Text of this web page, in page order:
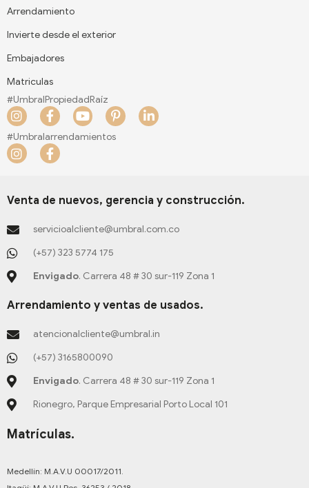
Arrendamiento
Invierte desde el exterior
Embajadores
Matriculas
#UmbralPropiedadRaíz
I
n
s
t
a
a
F
a
c
e
b
k
f
Y
o
u
P
i
n
s
-
p
L
i
n
i
n
#Umbralarrendamientos
I
n
a
r
a
m
F
a
b
o
k
-
f
Venta de nuevos, gerencia y construcción.
servicioalcliente@umbral.com.co
(+57) 323 5774 175
Envigado. Carrera 48 # 30 sur-119 Zona 1
Arrendamiento y ventas de usados.
atencionalcliente@umbral.in
(+57) 3165800090
Envigado. Carrera 48 # 30 sur-119 Zona 1
Rionegro, Parque Empresarial Porto Local 101
Matrículas.
Medellín: M.A.V.U 00017/2011.